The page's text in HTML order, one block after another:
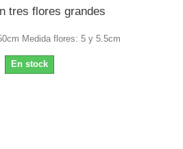
tres flores grandes
Medida flores: 5 y 5.5cm
En stock